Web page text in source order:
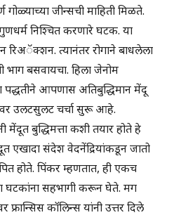
जीन्सची माहिती मिळते.
निश्चित करणारे घटक. या
रिअॅक्शन. त्यानंतर रोगाने बाधलेला
भाग बसवायचा. हिला जेनोम
पद्धतीने आपणास अतिबुद्धिमान मेंदू
उलटसुलट चर्चा सुरू आहे.
मेंदूत बुद्धिमत्ता कशी तयार होते हे
एखादा संदेश वेदनेंद्रियांकडून जातो
होते. पिंकर म्हणतात, ही एकच
घटकांना सहभागी करून घेते. मग
कॉलिन्स यांनी उत्तर दिले